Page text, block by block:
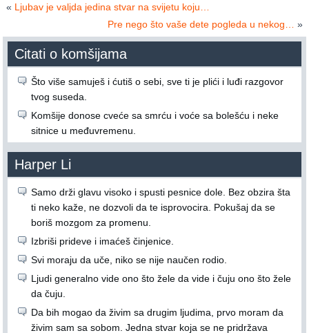
« Ljubav je valjda jedina stvar na svijetu koju…
Pre nego što vaše dete pogleda u nekog…
»
Citati o komšijama
Što više samuješ i ćutiš o sebi, sve ti je plići i luđi razgovor
tvog suseda.
Komšije donose cveće sa smrću i voće sa bolešću i neke
sitnice u međuvremenu.
Harper Li
Samo drži glavu visoko i spusti pesnice dole. Bez obzira šta
ti neko kaže, ne dozvoli da te isprovocira. Pokušaj da se
boriš mozgom za promenu.
Izbriši prideve i imaćeš činjenice.
Svi moraju da uče, niko se nije naučen rodio.
Ljudi generalno vide ono što žele da vide i čuju ono što žele
da čuju.
Da bih mogao da živim sa drugim ljudima, prvo moram da
živim sam sa sobom. Jedna stvar koja se ne pridržava